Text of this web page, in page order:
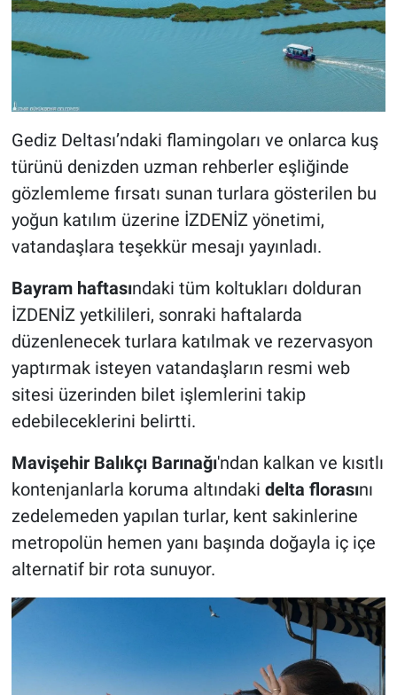
Gediz Deltası’ndaki flamingoları ve onlarca kuş
türünü denizden uzman rehberler eşliğinde
gözlemleme fırsatı sunan turlara gösterilen bu
yoğun katılım üzerine İZDENİZ yönetimi,
vatandaşlara teşekkür mesajı yayınladı.
Bayram haftasındaki tüm koltukları dolduran
İZDENİZ yetkilileri, sonraki haftalarda
düzenlenecek turlara katılmak ve rezervasyon
yaptırmak isteyen vatandaşların resmi web
sitesi üzerinden bilet işlemlerini takip
edebileceklerini belirtti.
Mavişehir Balıkçı Barınağı'ndan kalkan ve kısıtlı
kontenjanlarla koruma altındaki delta florasını
zedelemeden yapılan turlar, kent sakinlerine
metropolün hemen yanı başında doğayla iç içe
alternatif bir rota sunuyor.